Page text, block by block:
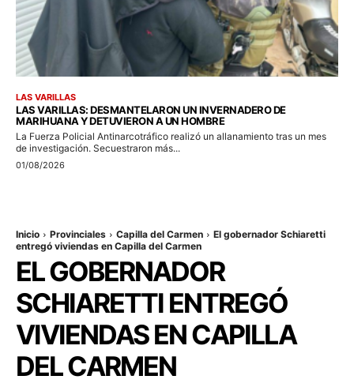
LAS VARILLAS
LAS VARILLAS: DESMANTELARON UN INVERNADERO DE
MARIHUANA Y DETUVIERON A UN HOMBRE
La Fuerza Policial Antinarcotráfico realizó un allanamiento tras un mes
de investigación. Secuestraron más...
01/08/2026